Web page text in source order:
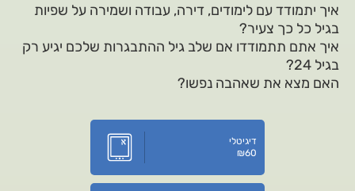
איך יתמודד עם לימודים, דירה, עבודה ושמירה על שפיות
בגיל כל כך צעיר?
איך אתם תתמודדו אם שלב גיל ההתבגרות שלכם יגיע רק
בגיל 24?
האם מצא את שאהבה נפשו?
דיגיטלי
₪60